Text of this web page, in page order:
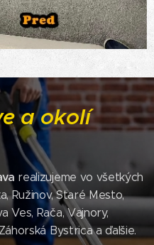
a okolí
realizujeme vo všetkých
Ružinov, Staré Mesto,
Ves, Rača, Vajnory,
Bystrica a ďalšie.